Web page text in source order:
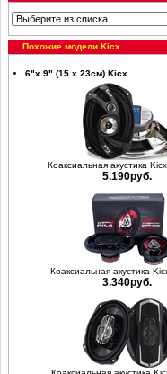
Похожие модели Kicx
6"х 9" (15 х 23см) Kicx
Коаксиальная акустика
5.190руб.
Коаксиальная акустика
3.340руб.